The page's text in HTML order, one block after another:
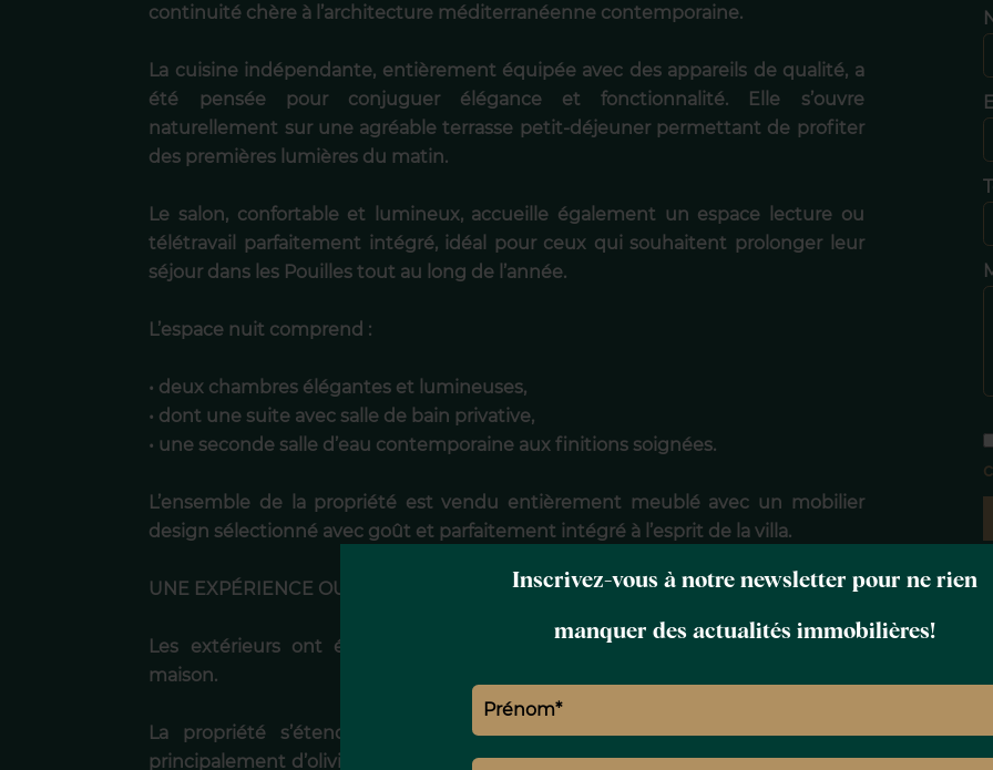
Inscrivez-vous à notre newsletter pour ne rien
manquer des actualités immobilières!
continuité chère à l’architecture méditerranéenne contemporaine.
La cuisine indépendante, entièrement équipée avec des appareils de qualité, a
été pensée pour conjuguer élégance et fonctionnalité. Elle s’ouvre
naturellement sur une agréable terrasse petit-déjeuner permettant de profiter
des premières lumières du matin.
Le salon, confortable et lumineux, accueille également un espace lecture ou
télétravail parfaitement intégré, idéal pour ceux qui souhaitent prolonger leur
séjour dans les Pouilles tout au long de l’année.
L’espace nuit comprend :
• deux chambres élégantes et lumineuses,
• dont une suite avec salle de bain privative,
• une seconde salle d’eau contemporaine aux finitions soignées.
L’ensemble de la propriété est vendu entièrement meublé avec un mobilier
design sélectionné avec goût et parfaitement intégré à l’esprit de la villa.
UNE EXPÉRIENCE OUTDOOR AU MILIEU DES OLIVIERS
Les extérieurs ont été imaginés comme un véritable prolongement de la
maison.
La propriété s’étend sur un terrain privé d’environ 7 500 m² composé
principalement d’oliviers et de végétation méditerranéenne typique de la Vallée